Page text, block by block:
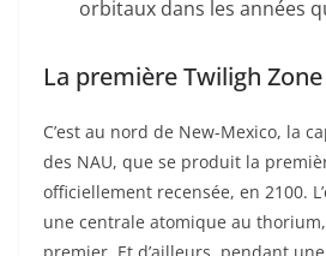
orbitaux dans les années
La première Twiligh Zone
C’est au nord de New-Mexico, la
des NAU, que se produit la
officiellement recensée, en 2100.
une centrale atomique au